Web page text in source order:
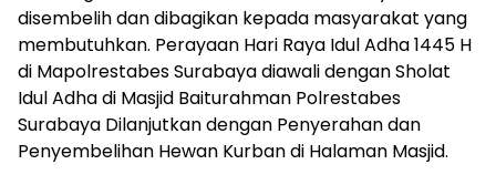
disembelih dan dibagikan kepada masyarakat yang
membutuhkan. Perayaan Hari Raya Idul Adha 1445 H
di Mapolrestabes Surabaya diawali dengan Sholat
Idul Adha di Masjid Baiturahman Polrestabes
Surabaya Dilanjutkan dengan Penyerahan dan
Penyembelihan Hewan Kurban di Halaman Masjid.